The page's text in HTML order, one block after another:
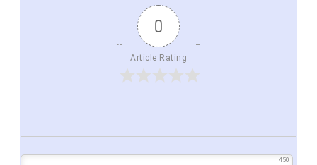
0
Article Rating
450